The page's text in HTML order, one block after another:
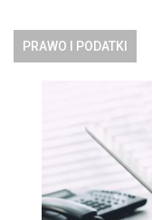
PRAWO I PODATKI